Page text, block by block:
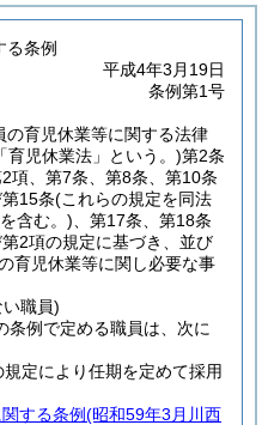
る条例
平成4年3月19日
条例第1号
の育児休業等に関する法律
育児休業法」という。)第2条
項、第7条、第8条、第10条
15条(これらの規定を同法
含む。) 、第17条、第18条
2項の規定に基づき、並び
育児休業等に関し必要な事
職員)
条例で定める職員は、次に
定により任期を定めて採用
する条例(昭和59年3月川西